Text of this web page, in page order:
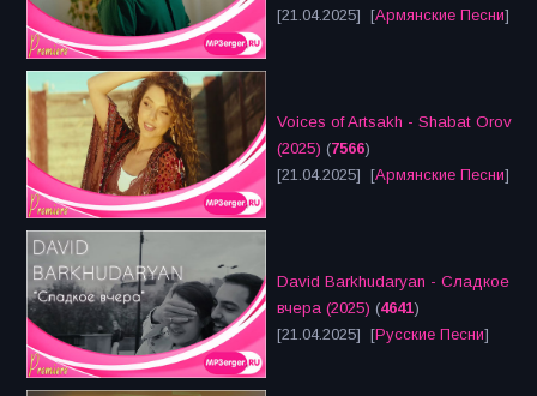
[21.04.2025] [Армянские Песни]
Voices of Artsakh - Shabat Orov
(2025) (7566)
[21.04.2025] [Армянские Песни]
David Barkhudaryan - Сладкое
вчера (2025) (4641)
[21.04.2025] [Русские Песни]